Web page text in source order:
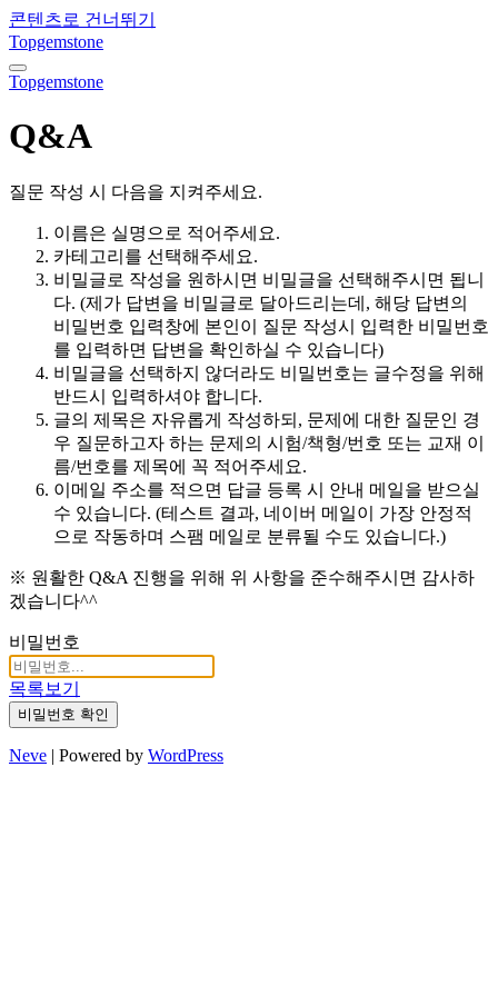
콘텐츠로 건너뛰기
Topgemstone
내
비
이
션
글
Topgemstone
Q&A
질문 작성 시 다음을 지켜주세요.
이름은 실명으로 적어주세요.
카테고리를 선택해주세요.
비밀글로 작성을 원하시면 비밀글을 선택해주시면 됩니
다. (제가 답변을 비밀글로 달아드리는데, 해당 답변의
비밀번호 입력창에 본인이 질문 작성시 입력한 비밀번호
를 입력하면 답변을 확인하실 수 있습니다)
비밀글을 선택하지 않더라도 비밀번호는 글수정을 위해
반드시 입력하셔야 합니다.
글의 제목은 자유롭게 작성하되, 문제에 대한 질문인 경
우 질문하고자 하는 문제의 시험/책형/번호 또는 교재 이
름/번호를 제목에 꼭 적어주세요.
이메일 주소를 적으면 답글 등록 시 안내 메일을 받으실
수 있습니다. (테스트 결과, 네이버 메일이 가장 안정적
으로 작동하며 스팸 메일로 분류될 수도 있습니다.)
※ 원활한 Q&A 진행을 위해 위 사항을 준수해주시면 감사하
겠습니다^^
비밀번호
목록보기
비밀번호 확인
Neve | Powered by WordPress